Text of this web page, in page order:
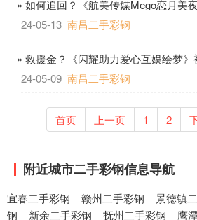
» 如何追回？《航美传媒Mego恋月美
24-05-13 南昌二手彩钢
» 救援金？《闪耀助力爱心互娱绘梦
24-05-09 南昌二手彩钢
首页 上一页 1 2
附近城市二手彩钢信息导航
宜春二手彩钢 赣州二手彩钢 景德镇
钢
新余二手彩钢 抚州二手彩钢 鹰